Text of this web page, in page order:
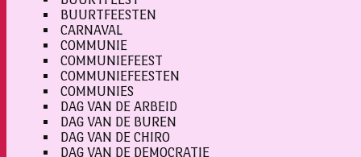
BUURTFEESTEN
CARNAVAL
COMMUNIE
COMMUNIEFEEST
COMMUNIEFEESTEN
COMMUNIES
DAG VAN DE ARBEID
DAG VAN DE BUREN
DAG VAN DE CHIRO
DAG VAN DE DEMOCRATIE